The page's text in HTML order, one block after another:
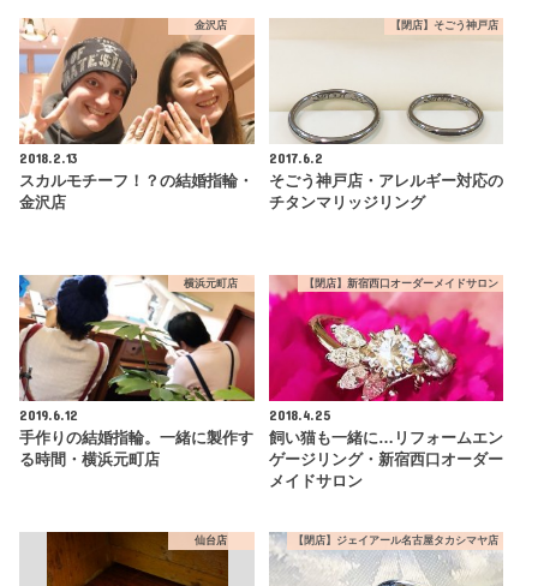
金沢店
2018.2.13
スカルモチーフ！？の結婚指輪・
金沢店
【閉店】そごう神戸店
2017.6.2
そごう神戸店・アレルギー対応の
チタンマリッジリング
横浜元町店
2019.6.12
手作りの結婚指輪。一緒に製作す
る時間・横浜元町店
【閉店】新宿西口オーダーメイドサロン
2018.4.25
飼い猫も一緒に…リフォームエン
ゲージリング・新宿西口オーダー
メイドサロン
仙台店 【閉店】ジェイアール名古屋タカシマヤ店